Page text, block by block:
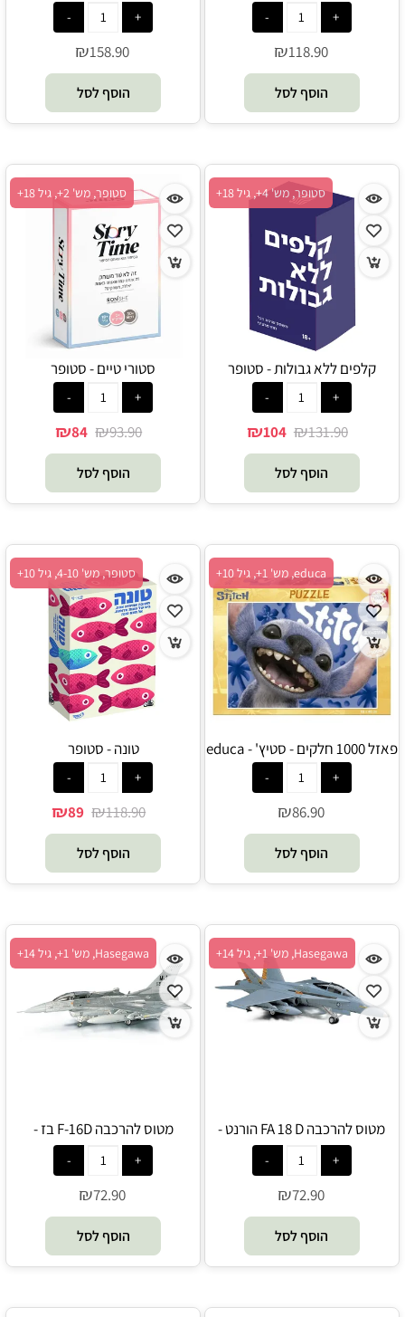
Rubik's
₪118.90
הוסף לסל
Rubik's
₪158.90
הוסף לסל
סטופר, מש' 4+, גיל 18+
קלפים ללא גבולות - סטופר
₪131.90
₪104
הוסף לסל
סטופר, מש' 2+, גיל 18+
סטורי טיים - סטופר
₪93.90
₪84
הוסף לסל
educa, מש' 1+, גיל 10+
פאזל 1000 חלקים - סטיץ' - educa
₪86.90
הוסף לסל
סטופר, מש' 4-10, גיל 10+
טונה - סטופר
₪118.90
₪89
הוסף לסל
Hasegawa, מש' 1+, גיל 14+
מטוס להרכבה FA 18 D הורנט -
Hasegawa
₪72.90
הוסף לסל
Hasegawa, מש' 1+, גיל 14+
מטוס להרכבה F-16D בז -
Hasegawa
₪72.90
הוסף לסל